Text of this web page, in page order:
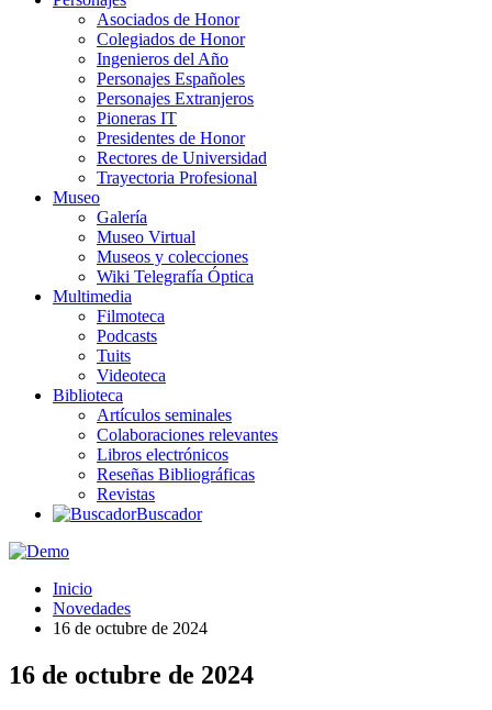
Asociados de Honor
Colegiados de Honor
Ingenieros del Año
Personajes Españoles
Personajes Extranjeros
Pioneras IT
Presidentes de Honor
Rectores de Universidad
Trayectoria Profesional
Museo
Galería
Museo Virtual
Museos y colecciones
Wiki Telegrafía Óptica
Multimedia
Filmoteca
Podcasts
Tuits
Videoteca
Biblioteca
Artículos seminales
Colaboraciones relevantes
Libros electrónicos
Reseñas Bibliográficas
Revistas
Buscador
Inicio
Novedades
16 de octubre de 2024
16 de octubre de 2024